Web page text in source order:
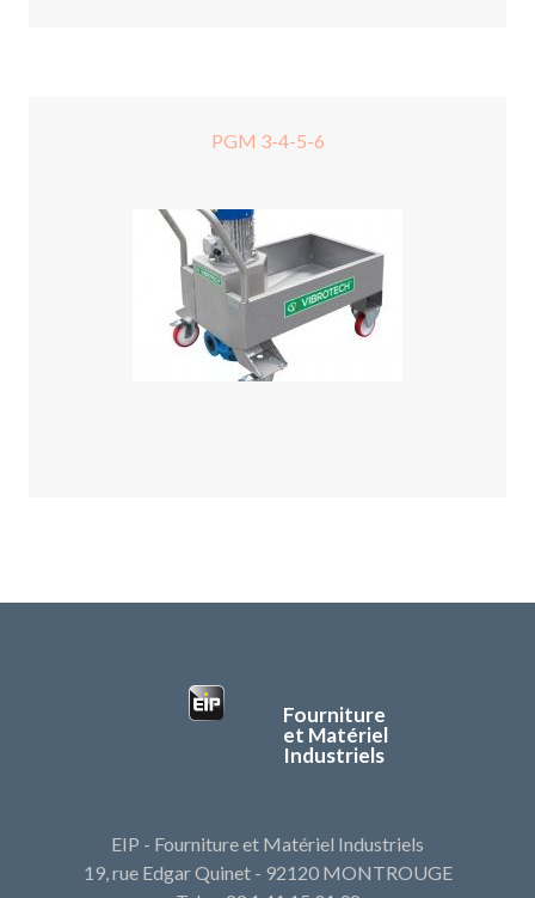
PGM 3-4-5-6
Fourniture
et Matériel
Industriels
EIP - Fourniture et Matériel Industriels
19, rue Edgar Quinet - 92120 MONTROUGE